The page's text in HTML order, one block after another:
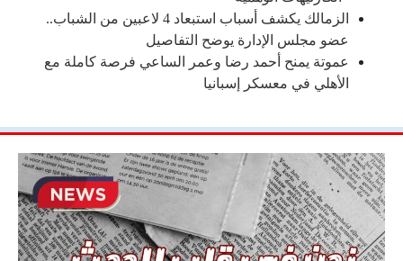
الزمالك يكشف أسباب استبعاد 4 لاعبين من الشباب..
عضو مجلس الإدارة يوضح التفاصيل
عموتة يمنح أحمد رضا وعمر الساعي فرصة كاملة مع
الأهلي في معسكر إسبانيا